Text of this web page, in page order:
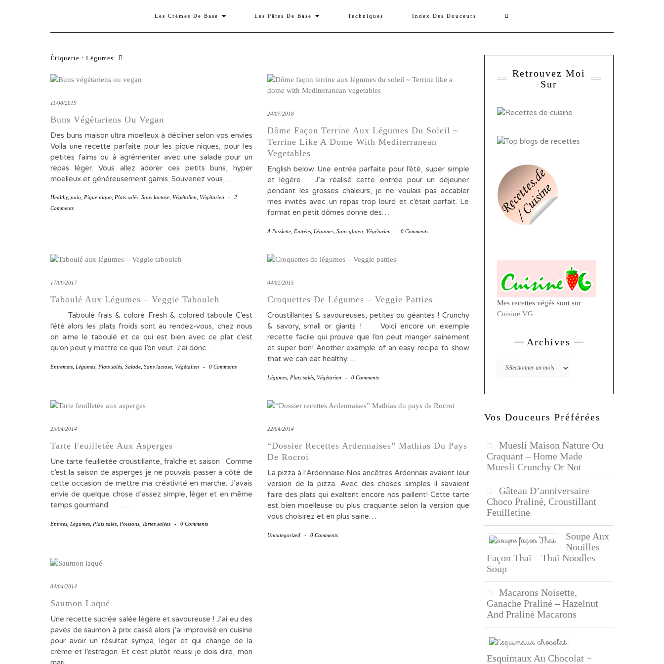
Les Crèmes De Base Les Pâtes De Base Techniques Index Des Douceurs
Étiquette : Légumes
11/08/2019
Buns Végétariens Ou Vegan
Des buns maison ultra moelleux à décliner selon vos envies
Voila une recette parfaite pour les pique niques, pour les
petites faims ou à agrémenter avec une salade pour un
repas léger. Vous allez adorer ces petits buns, hyper
moelleux et généreusement garnis. Souvenez vous,…
Healthy, pain Pique nique Plats salés Sans lactose Végétalien Végétarien -
2
Comments
24/07/2018
Dôme Façon Terrine Aux Légumes Du Soleil ~
Terrine Like A Dome With Mediterranean
Vegetables
English below Une entrée parfaite pour l’été, super simple
et légère J’ai réalisé cette entrée pour un déjeuner
pendant les grosses chaleurs, je ne voulais pas accabler
mes invités avec un repas trop lourd et c’était parfait. Le
format en petit dômes donne des…
A l'assiette, Entrées, Légumes, Sans gluten Végétarien - 0 Comments
17/09/2017
Taboulé Aux Légumes – Veggie Tabouleh
Taboulé frais & coloré Fresh & colored taboule C’est
l’été alors les plats froids sont au rendez-vous, chez nous
on aime le taboulé et ce qui est bien avec ce plat c’est
qu’on peut y mettre ce que l’on veut. J’ai donc…
Entremets Légumes Plats salés Salade Sans lactose Végétalien - 0 Comments
04/02/2015
Croquettes De Légumes – Veggie Patties
Croustillantes & savoureuses, petites ou géantes ! Crunchy
& savory, small or giants ! Voici encore un exemple
recette facile qui prouve que l’on peut manger sainement
et super bon! Another example of an easy recipe to show
that we can eat healthy…
Légumes, Plats salés, Végétarien - 0 Comments
25/04/2014
Tarte Feuilletée Aux Asperges
Une tarte feuilletée croustillante, fraîche et saison Comme
c’est la saison de asperges je ne pouvais passer à côté de
cette occasion de mettre ma créativité en marche. J’avais
envie de quelque chose d’assez simple, léger et en même
temps gourmand. …
Entrées Légumes Plats salés Poissons Tartes salées - 0 Comments
22/04/2014
“Dossier Recettes Ardennaises” Mathias Du Pays
De Rocroi
La pizza à l’Ardennaise Nos ancêtres Ardennais avaient leur
version de la pizza. Avec des choses simples il savaient
faire des plats qui exaltent encore nos paillent! Cette tarte
est bien moelleuse ou plus craquante selon la version que
vous choisirez et en plus saine…
Uncategorized - 0 Comments
04/04/2014
Saumon Laqué
Une recette sucrée salée légère et savoureuse ! J’ai eu des
pavés de saumon à prix cassé alors j’ai improvisé en cuisine
pour avoir un résultat sympa, léger et qui change de la
crème et l’estragon. Et c’est plutôt réussi je dois dire, mon
Retrouvez Moi
Sur
Mes recettes végés sont sur
Cuisine VG
Archives
Archives
Vos Douceurs Préférées
Muesli Maison Nature Ou
Craquant – Home Made
Muesli Crunchy Or Not
Gâteau D’anniversaire
Choco Praliné, Croustillant
Feuilletine
Soupe Aux
Nouilles
Façon Thaï – Thaï Noodles
Soup
Macarons Noisette,
Ganache Praliné – Hazelnut
And Praliné Macarons
Esquimaux Au Chocolat ~